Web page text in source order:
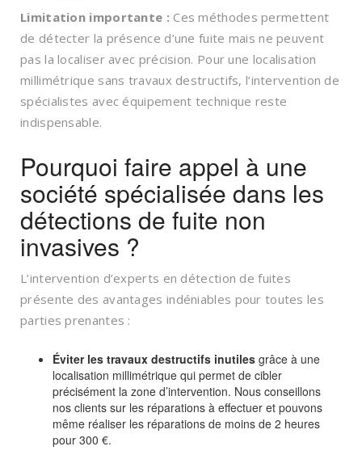
Limitation importante : Ces méthodes permettent
de détecter la présence d’une fuite mais ne peuvent
pas la localiser avec précision. Pour une localisation
millimétrique sans travaux destructifs, l’intervention de
spécialistes avec équipement technique reste
indispensable.
Pourquoi faire appel à une
société spécialisée dans les
détections de fuite non
invasives ?
L’intervention d’experts en détection de fuites
présente des avantages indéniables pour toutes les
parties prenantes :
Éviter les travaux destructifs inutiles grâce à une
localisation millimétrique qui permet de cibler
précisément la zone d’intervention. Nous conseillons
nos clients sur les réparations à effectuer et pouvons
même réaliser les réparations de moins de 2 heures
pour 300 €.